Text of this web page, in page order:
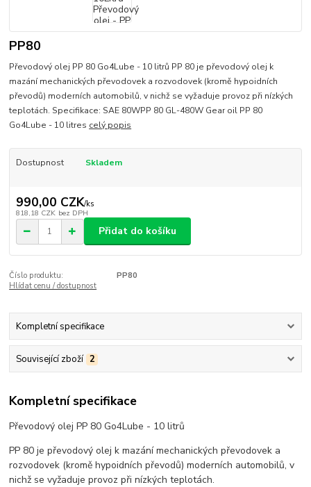
PP80
Převodový olej PP 80 Go4Lube - 10 litrů PP 80 je převodový olej k
mazání mechanických převodovek a rozvodovek (kromě hypoidních
převodů) moderních automobilů, v nichž se vyžaduje provoz při nízkých
teplotách. Specifikace: SAE 80WPP 80 GL-480W Gear oil PP 80
Go4Lube - 10 litres celý popis
Dostupnost Skladem
990,00 CZK/ks
818,18 CZK bez DPH
Přidat do košíku
Číslo produktu:
PP80
Hlídat cenu / dostupnost
Kompletní specifikace
Související zboží 2
Kompletní specifikace
Převodový olej PP 80 Go4Lube - 10 litrů
PP 80 je převodový olej k mazání mechanických převodovek a
rozvodovek (kromě hypoidních převodů) moderních automobilů, v
nichž se vyžaduje provoz při nízkých teplotách.